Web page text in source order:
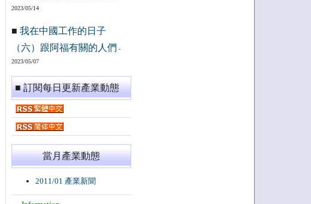
2023/05/14
■ 我在中國工作的日子
（六）跟阿福有關的人們 -
2023/05/07
■ 訂閱每日更新產業動態
當月產業動態
2011/01 產業新聞